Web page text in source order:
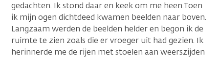
gedachten. Ik stond daar en keek om me heen.Toen
ik mijn ogen dichtdeed kwamen beelden naar boven.
Langzaam werden de beelden helder en begon ik de
ruimte te zien zoals die er vroeger uit had gezien. Ik
herinnerde me de rijen met stoelen aan weerszijden